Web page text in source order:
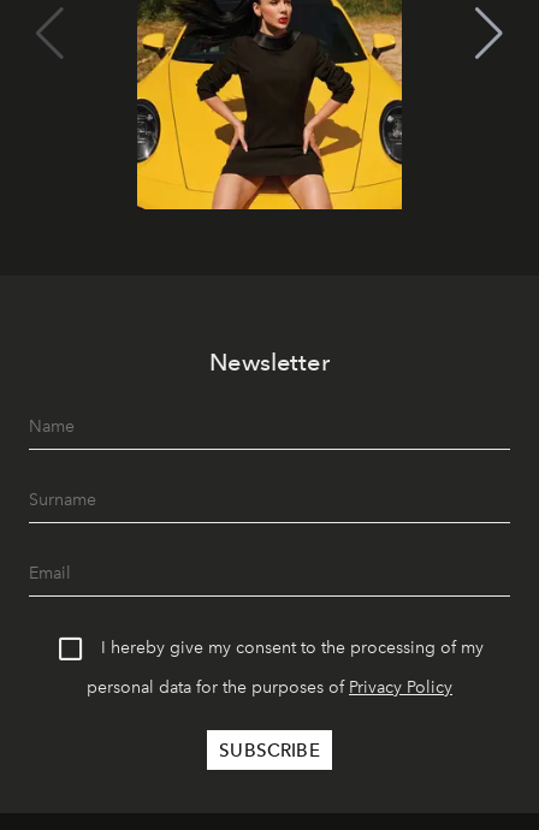
Newsletter
I hereby give my consent to the processing of my
personal data for the purposes of Privacy Policy